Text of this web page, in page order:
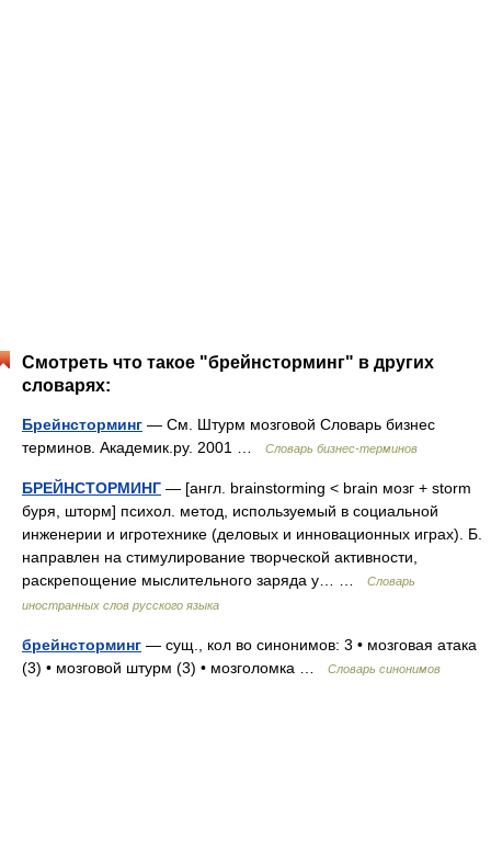
Смотреть что такое "брейнсторминг" в других
словарях:
Брейнсторминг — См. Штурм мозговой Словарь бизнес
терминов. Академик.ру. 2001 …
Словарь бизнес-терминов
БРЕЙНСТОРМИНГ — [англ. brainstorming < brain мозг + storm
буря, шторм] психол. метод, используемый в социальной
инженерии и игротехнике (деловых и инновационных играх). Б.
направлен на стимулирование творческой активности,
раскрепощение мыслительного заряда у… …
Словарь
иностранных слов русского языка
брейнсторминг — сущ., кол во синонимов: 3 • мозговая атака
(3) • мозговой штурм (3) • мозголомка …
Словарь синонимов